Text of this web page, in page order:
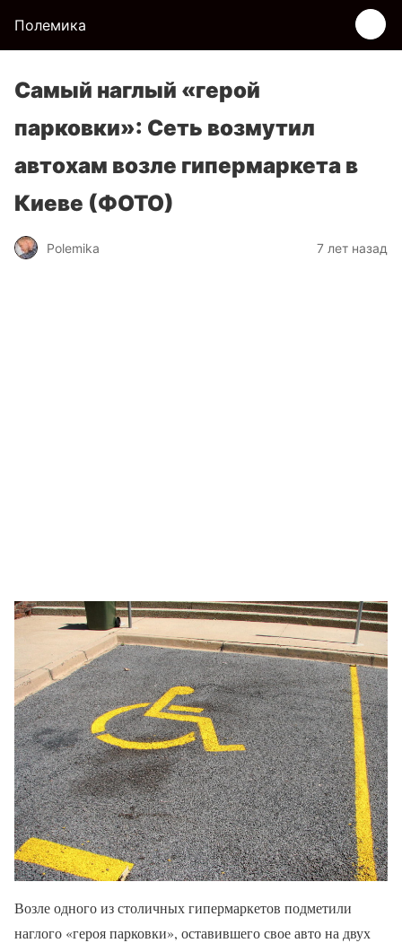
Полемика
Самый наглый «герой
парковки»: Сеть возмутил
автохам возле гипермаркета в
Киеве (ФОТО)
Polemika 7 лет назад
Возле одного из столичных гипермаркетов подметили
наглого «героя парковки», оставившего свое авто на двух